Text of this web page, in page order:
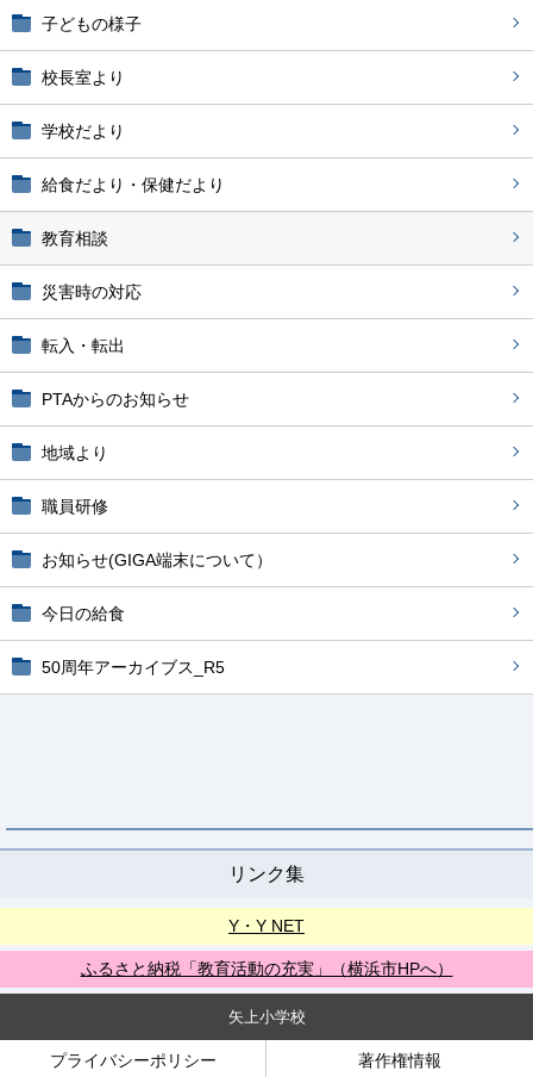
子どもの様子
校長室より
学校だより
給食だより・保健だより
教育相談
災害時の対応
転入・転出
PTAからのお知らせ
地域より
職員研修
お知らせ(GIGA端末について）
今日の給食
50周年アーカイブス_R5
リンク集
Y・Y NET
ふるさと納税「教育活動の充実」（横浜市HPへ）
矢上小学校
プライバシーポリシー 著作権情報